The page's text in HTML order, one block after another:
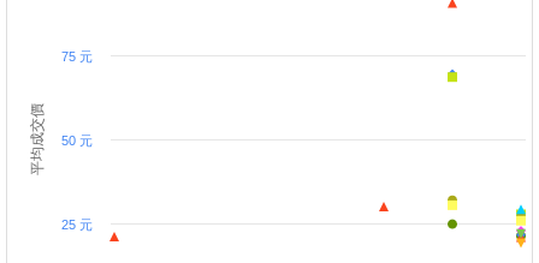
平均成交價
25 元
50 元
75 元